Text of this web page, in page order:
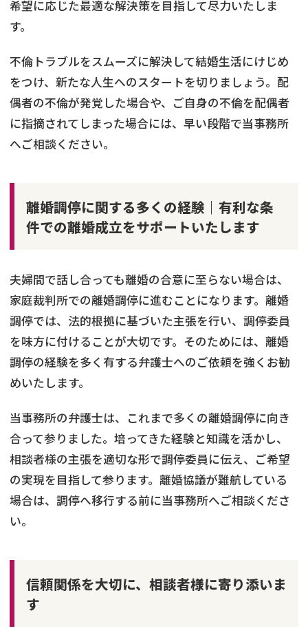
希望に応じた最適な解決策を目指して尽力いたしま
す。
不倫トラブルをスムーズに解決して結婚生活にけじめ
をつけ、新たな人生へのスタートを切りましょう。配
偶者の不倫が発覚した場合や、ご自身の不倫を配偶者
に指摘されてしまった場合には、早い段階で当事務所
へご相談ください。
離婚調停に関する多くの経験｜有利な条
件での離婚成立をサポートいたします
夫婦間で話し合っても離婚の合意に至らない場合は、
家庭裁判所での離婚調停に進むことになります。離婚
調停では、法的根拠に基づいた主張を行い、調停委員
を味方に付けることが大切です。そのためには、離婚
調停の経験を多く有する弁護士へのご依頼を強くお勧
めいたします。
当事務所の弁護士は、これまで多くの離婚調停に向き
合って参りました。培ってきた経験と知識を活かし、
相談者様の主張を適切な形で調停委員に伝え、ご希望
の実現を目指して参ります。離婚協議が難航している
場合は、調停へ移行する前に当事務所へご相談くださ
い。
信頼関係を大切に、相談者様に寄り添いま
す